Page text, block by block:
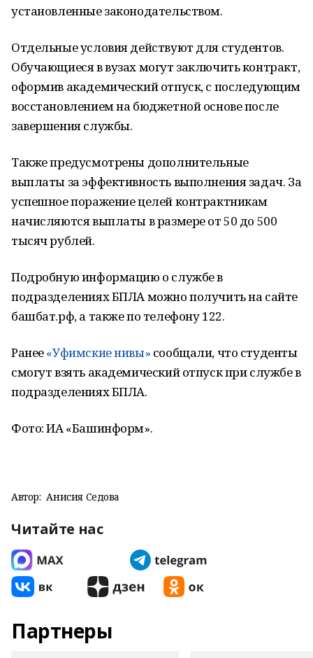
установленные законодательством.
Отдельные условия действуют для студентов.
Обучающиеся в вузах могут заключить контракт,
оформив академический отпуск, с последующим
восстановлением на бюджетной основе после
завершения службы.
Также предусмотрены дополнительные
выплаты за эффективность выполнения задач. За
успешное поражение целей контрактникам
начисляются выплаты в размере от 50 до 500
тысяч рублей.
Подробную информацию о службе в
подразделениях БПЛА можно получить на сайте
башбат.рф, а также по телефону 122.
Ранее«Уфимские нивы» сообщали, что студенты
смогут взять академический отпуск при службе в
подразделениях БПЛА.
Фото: ИА «Башинформ».
Автор: Анисия Седова
Читайте нас
Партнеры